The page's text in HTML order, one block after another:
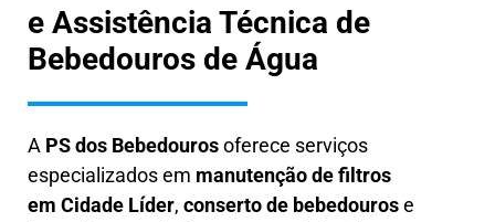
e Assistência Técnica de
Bebedouros de Água
A PS dos Bebedourosoferece serviços
especializados em manutenção de filtros
em Cidade Líder, conserto de bebedourose